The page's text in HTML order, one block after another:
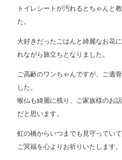
トイレシートが汚れるとちゃんと
た。
大好きだったごはんと綺麗なお花
れながら旅立ちとなりました。
ご高齢のワンちゃんですが、ご遺
した。
喉仏も綺麗に残り、ご家族様のお
だと思います。
虹の橋からいつまでも見守っていて
ご冥福を心よりお祈りいたします。